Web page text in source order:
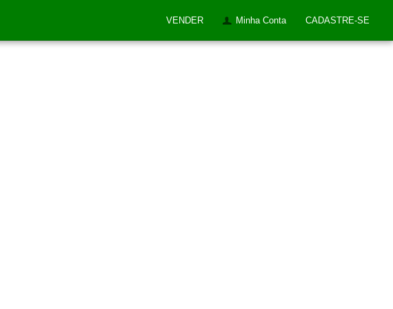
VENDER Minha Conta CADASTRE-SE